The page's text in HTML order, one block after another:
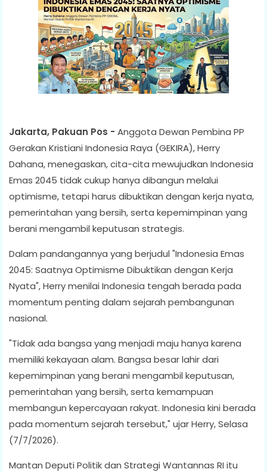
Jakarta, Pakuan Pos - Anggota Dewan Pembina PP
Gerakan Kristiani Indonesia Raya (GEKIRA), Herry
Dahana, menegaskan, cita-cita mewujudkan Indonesia
Emas 2045 tidak cukup hanya dibangun melalui
optimisme, tetapi harus dibuktikan dengan kerja nyata,
pemerintahan yang bersih, serta kepemimpinan yang
berani mengambil keputusan strategis.
Dalam pandangannya yang berjudul "Indonesia Emas
2045: Saatnya Optimisme Dibuktikan dengan Kerja
Nyata", Herry menilai Indonesia tengah berada pada
momentum penting dalam sejarah pembangunan
nasional.
"Tidak ada bangsa yang menjadi maju hanya karena
memiliki kekayaan alam. Bangsa besar lahir dari
kepemimpinan yang berani mengambil keputusan,
pemerintahan yang bersih, serta kemampuan
membangun kepercayaan rakyat. Indonesia kini berada
pada momentum sejarah tersebut," ujar Herry, Selasa
(7/7/2026).
Mantan Deputi Politik dan Strategi Wantannas RI itu